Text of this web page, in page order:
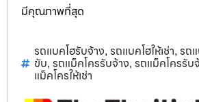
มีคุณภาพที่สุด
รถแบคโฮรับจ้าง, รถแบคโฮให้เช่า, รถ
ขับ, รถแม็คโครรับจ้าง, รถแม็คโครรับ
แม็คโครให้เช่า